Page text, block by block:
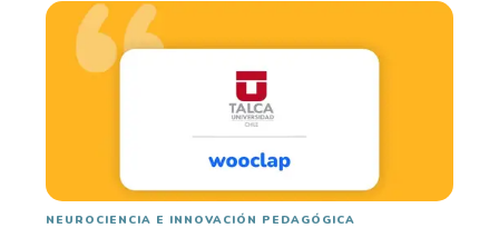
NEUROCIENCIA E INNOVACIÓN PEDAGÓGICA